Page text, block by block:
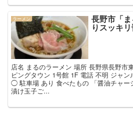
ラーメン 長野市「
りスッキ
店名 まるのラーメン 場所 長野県長野市
ピングタウン 1号館 1F 電話 不明 ジャ
◯ 駐車場 あり 食べたもの 「醤油チャー
漬け玉子ご...